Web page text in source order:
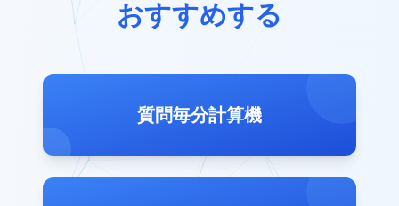
おすすめする
質問毎分計算機